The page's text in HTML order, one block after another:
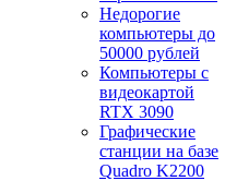
Недорогие
компьютеры до
50000 рублей
Компьютеры с
видеокартой
RTX 3090
Графические
станции на базе
Quadro K2200